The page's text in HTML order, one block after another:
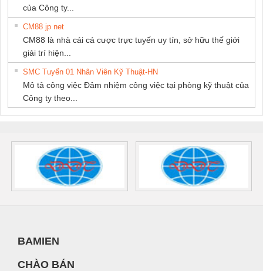
của Công ty...
CM88 jp net
CM88 là nhà cái cá cược trực tuyến uy tín, sở hữu thế giới
giải trí hiện...
SMC Tuyển 01 Nhân Viên Kỹ Thuật-HN
Mô tả công việc Đảm nhiệm công việc tại phòng kỹ thuật của
Công ty theo...
BAMIEN
CHÀO BÁN